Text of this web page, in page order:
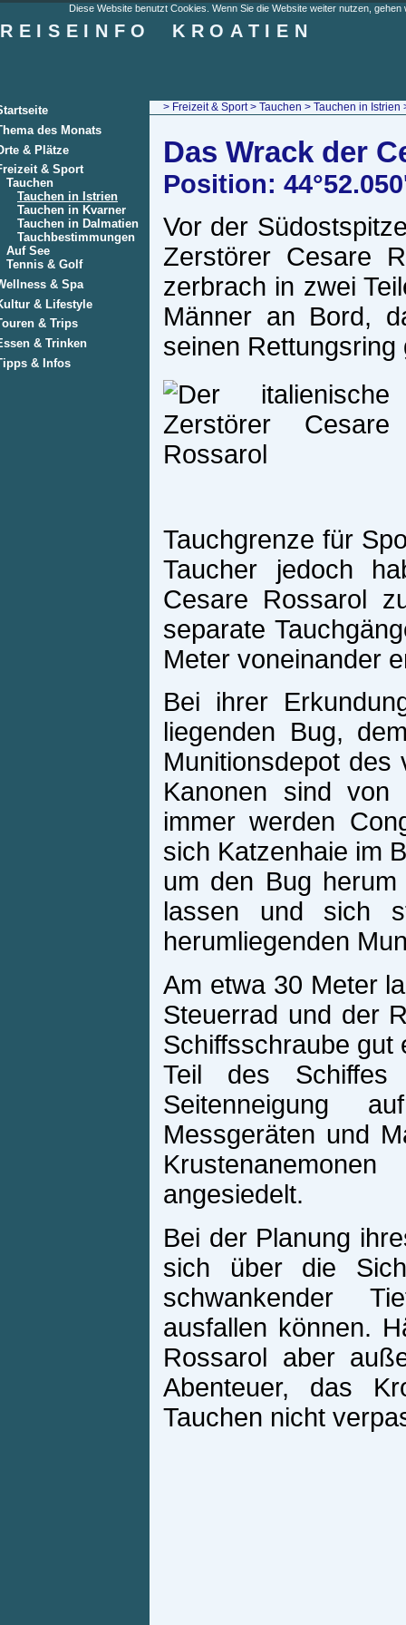
Diese Website benutzt Cookies. Wenn Sie die Website weiter nutzen,
REISEINFO KROATIEN
des Monats
& Plätze
& Sport
Tauchen
Tauchen in Istrien
Tauchen in Kvarner
Tauchen in Dalmatien
Tauchbestimmungen
Auf See
Tennis & Golf
& Spa
& Lifestyle
& Trips
& Trinken
& Infos
> Freizeit & Sport> Tauchen > Tauchen in Istrien
Das Wrack der
Position:
Vor der
Zerstörer Cesare
zerbrach in zwei
Männer an Bord,
seinen
Tauchgrenze für
Taucher jedoch
Cesare Rossarol
separate
Meter voneinander
Bei ihrer
liegenden Bug,
Munitionsdepot des
Kanonen sind von
immer werden
sich Katzenhaie im
um den Bug herum
lassen und sich
herumliegenden
Am etwa 30 Meter
Steuerrad und der
Schiffsschraube gut
Teil des
Seitenneigung
Messgeräten und
angesiedelt.
Bei der Planung
sich über die
schwankender
ausfallen können.
Rossarol aber
Abenteuer, das
Tauchen nicht